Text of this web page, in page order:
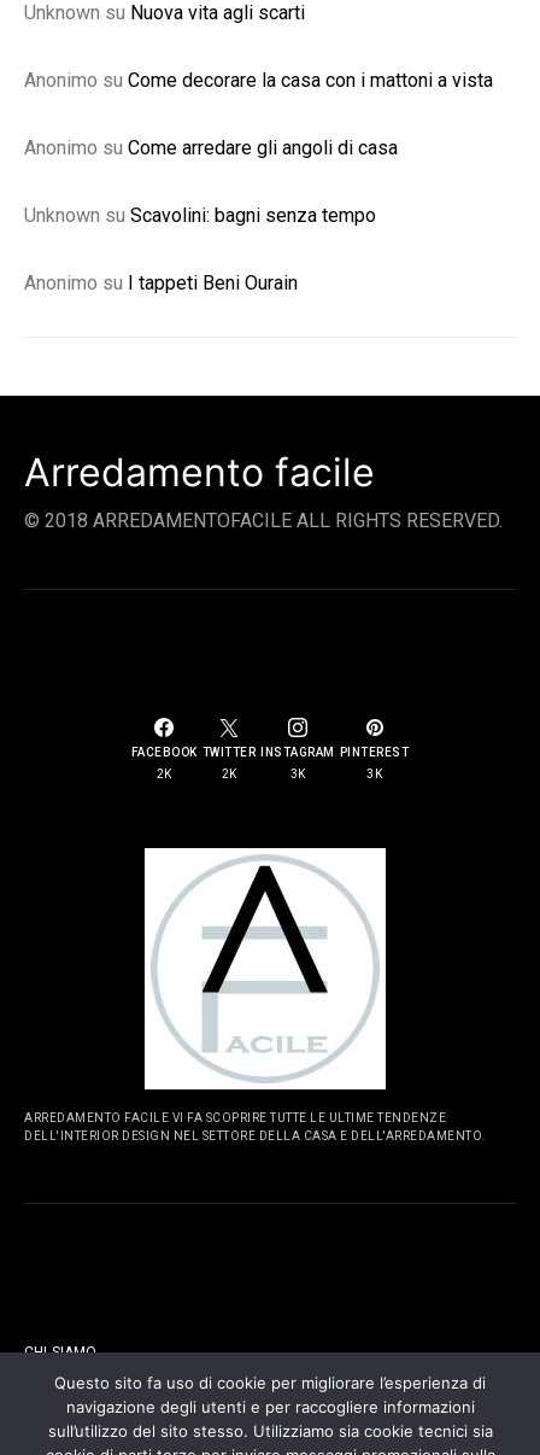
Unknown su Nuova vita agli scarti
Anonimo su Come decorare la casa con i mattoni a vista
Anonimo su Come arredare gli angoli di casa
Unknown su Scavolini: bagni senza tempo
Anonimo su I tappeti Beni Ourain
Arredamento facile
© 2018 ARREDAMENTOFACILE ALL RIGHTS RESERVED.
FACEBOOK
2K
TWITTER
2K
INSTAGRAM
3K
PINTEREST
3K
ARREDAMENTO FACILE VI FA SCOPRIRE TUTTE LE ULTIME TENDENZE
DELL'INTERIOR DESIGN NEL SETTORE DELLA CASA E DELL'ARREDAMENTO.
CHI SIAMO
CONTATTI
Questo sito fa uso di cookie per migliorare l’esperienza di
navigazione degli utenti e per raccogliere informazioni
sull’utilizzo del sito stesso. Utilizziamo sia cookie tecnici sia